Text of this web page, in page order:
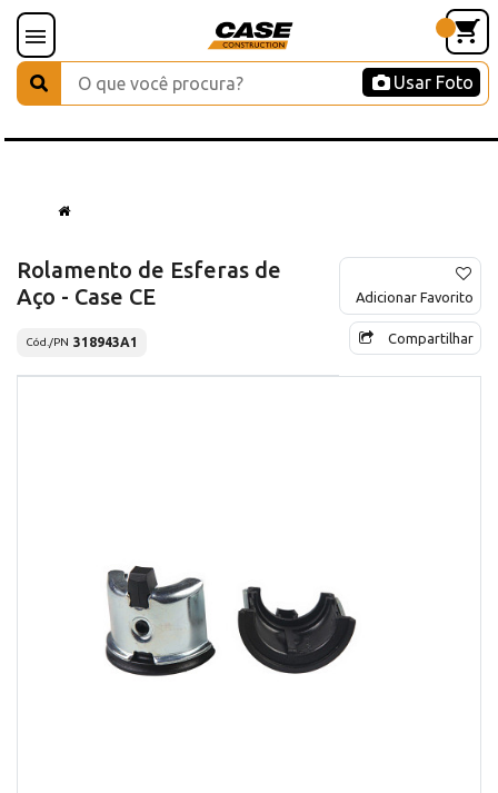
Usar Foto
Rolamento de Esferas de
Aço - Case CE
Cód./PN 318943A1
Adicionar Favorito
Compartilhar